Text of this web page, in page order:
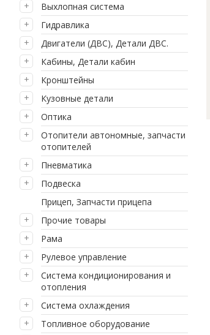
Выхлопная система
Гидравлика
Двигатели (ДВС), Детали ДВС.
Кабины, Детали кабин
Кронштейны
Кузовные детали
Оптика
Отопители автономные, запчасти
отопителей
Пневматика
Подвеска
Прицеп, Запчасти прицепа
Прочие товары
Рама
Рулевое управление
Система кондиционирования и
отопления
Система охлаждения
Топливное оборудование